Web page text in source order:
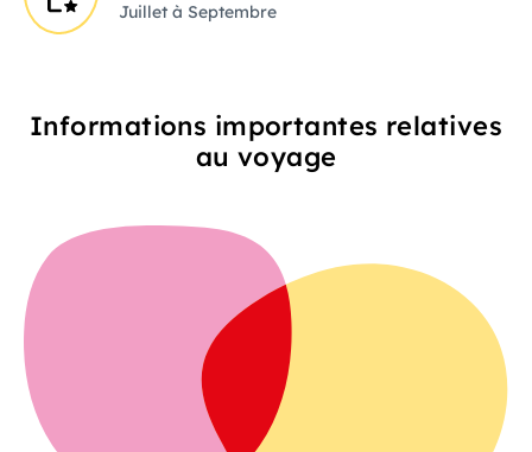
Juillet à Septembre
Informations importantes relatives
au voyage